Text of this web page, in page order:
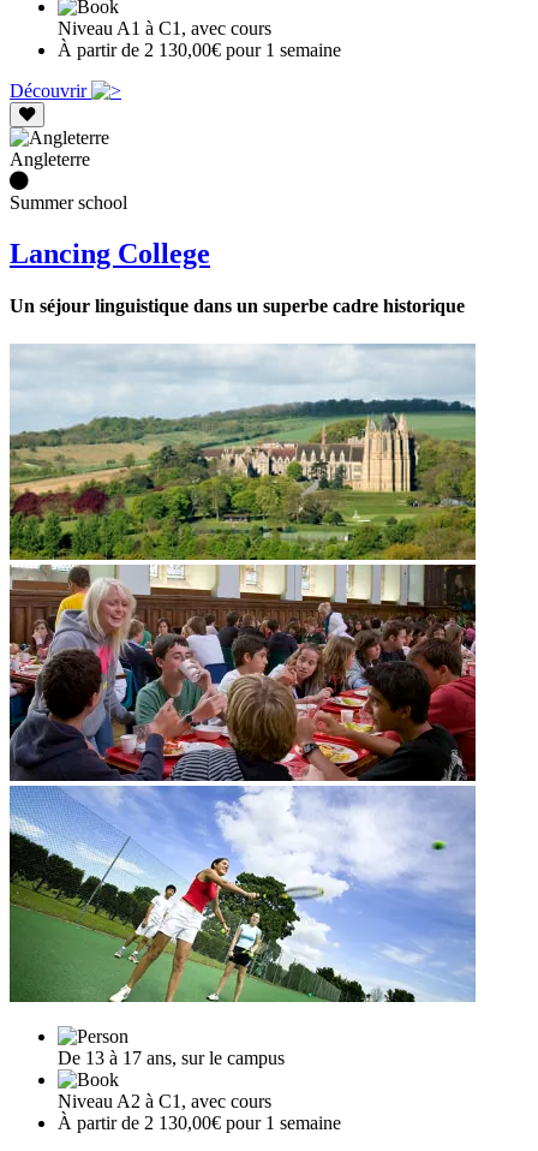
Niveau A1 à C1, avec cours
À partir de 2 130,00€ pour 1 semaine
Découvrir
Angleterre
Summer school
Lancing College
Un séjour linguistique dans un superbe cadre historique
De 13 à 17 ans, sur le campus
Niveau A2 à C1, avec cours
À partir de 2 130,00€ pour 1 semaine